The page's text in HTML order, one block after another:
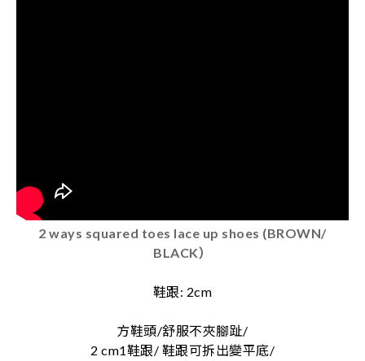
2 ways squared toes lace up shoes (BROWN/
BLACK）
鞋跟: 2cm
方鞋頭/舒服不夾腳趾/
2 cm1鞋跟/ 鞋跟可拆出變平底/